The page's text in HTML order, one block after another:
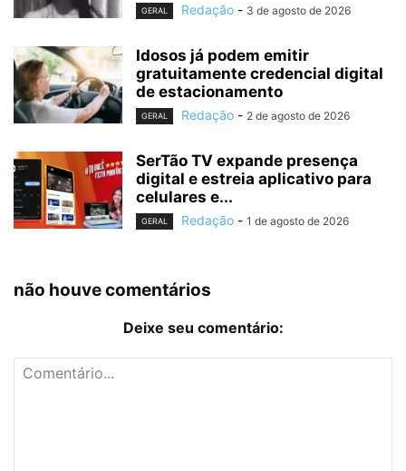
GERAL Redação - 3 de agosto de 2026
Idosos já podem emitir
gratuitamente credencial digital
de estacionamento
GERAL Redação - 2 de agosto de 2026
SerTão TV expande presença
digital e estreia aplicativo para
celulares e...
GERAL Redação - 1 de agosto de 2026
não houve comentários
Deixe seu comentário: